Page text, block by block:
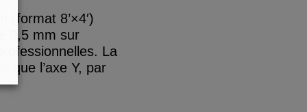
(format 8’×4′)
0,5 mm sur
La
que l’axe Y, par